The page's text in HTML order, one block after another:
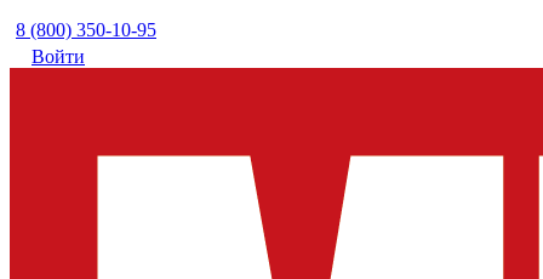
8 (800) 350-10-95
Войти